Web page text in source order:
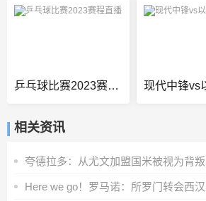
乒乓球比赛2023赛程直播
相关资讯